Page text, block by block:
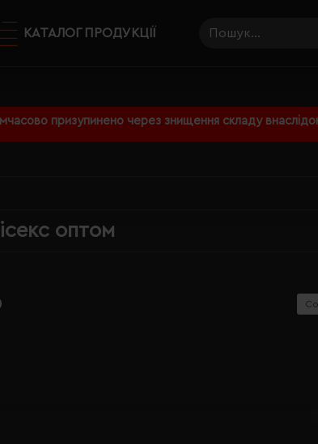
призупинено через знищення складу
КАТАЛОГ ПРОДУКЦІЇ
оптом